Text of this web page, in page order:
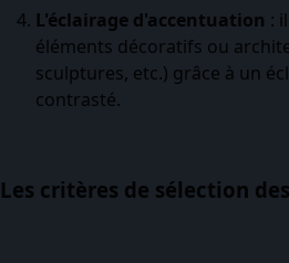
L'éclairage d'accentuation :
éléments décoratifs ou
sculptures, etc.) grâce à un
contrasté.
Les critères de sélection